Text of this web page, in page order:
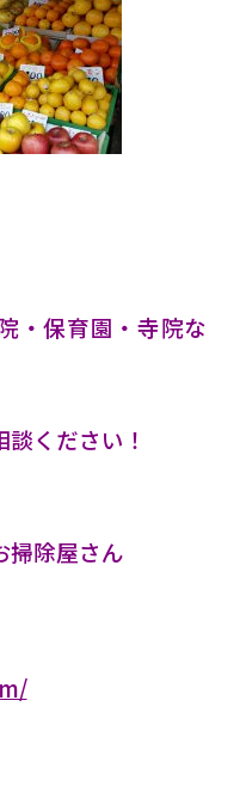
・保育園・寺院な
ください！
掃除屋さん